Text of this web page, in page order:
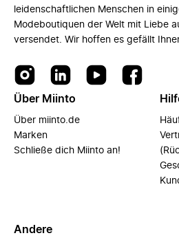
leidenschaftlichen Menschen in
Modeboutiquen der Welt mit Liebe
versendet. Wir hoffen es gefällt
Über Miinto
Über miinto.de
Marken
Schließe dich Miinto an!
Andere